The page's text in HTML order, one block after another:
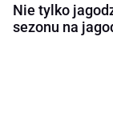
Nie tylko
sezonu na